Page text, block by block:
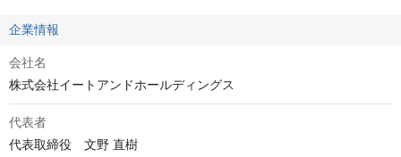
企業情報
会社名
株式会社イートアンドホールディングス
代表者
代表取締役　文野 直樹